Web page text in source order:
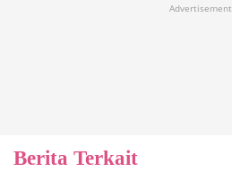
Advertisement
Berita Terkait